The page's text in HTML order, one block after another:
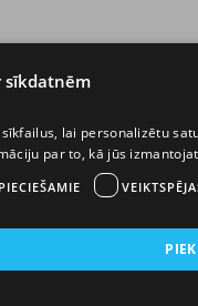
sīkdatnēm
lai personalizētu
par to, kā jūs